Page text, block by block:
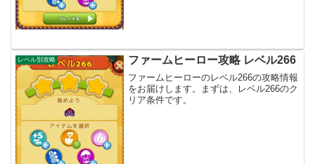
レベル別攻略 ファームヒーロー攻略 レベル266
ファームヒーローのレベル266の攻略情報
をお届けします。まずは、レベル266のク
リア条件です。